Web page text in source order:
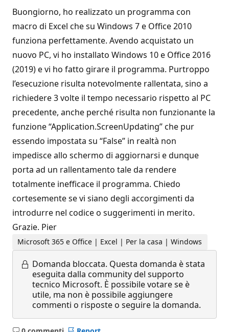
Buongiorno, ho realizzato un programma con
macro di Excel che su Windows 7 e Office 2010
funziona perfettamente. Avendo acquistato un
nuovo PC, vi ho installato Windows 10 e Office 2016
(2019) e vi ho fatto girare il programma. Purtroppo
l’esecuzione risulta notevolmente rallentata, sino a
richiedere 3 volte il tempo necessario rispetto al PC
precedente, anche perché risulta non funzionante la
funzione “Application.ScreenUpdating” che pur
essendo impostata su “False” in realtà non
impedisce allo schermo di aggiornarsi e dunque
porta ad un rallentamento tale da rendere
totalmente inefficace il programma. Chiedo
cortesemente se vi siano degli accorgimenti da
introdurre nel codice o suggerimenti in merito.
Grazie. Pier
Microsoft 365 e Office | Excel | Per la casa | Windows
Domanda bloccata. Questa domanda è stata
eseguita dalla community del supporto
tecnico Microsoft. È possibile votare se è
utile, ma non è possibile aggiungere
commenti o risposte o seguire la domanda.